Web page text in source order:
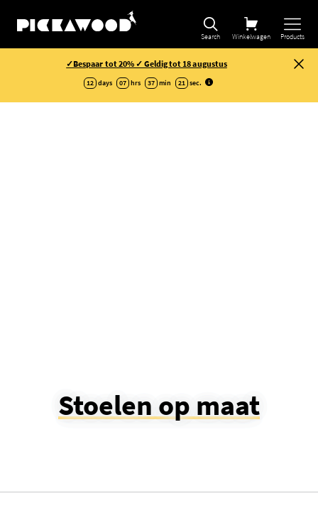
Search Winkelwagen Products
✓Bespaar tot 20% ✓ Geldig tot 18 augustus
12 days 07 hrs 37 min 21 sec.
Stoelen op maat
Selectie verfijnen